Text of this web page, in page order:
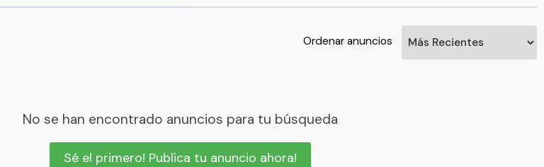
Ordenar anuncios
No se han encontrado anuncios para tu búsqueda
Sé el primero! Publica tu anuncio ahora!